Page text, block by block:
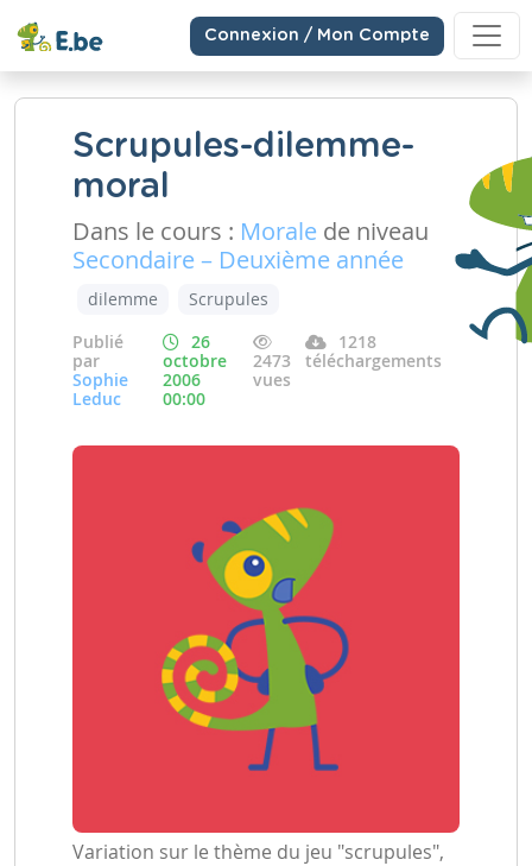
Connexion / Mon Compte
Scrupules-dilemme-
moral
Dans le cours : Morale de niveau
Secondaire – Deuxième année
dilemme
Scrupules
Publié
par
Sophie
Leduc
26
octobre
2006
00:00
2473
vues
1218
téléchargements
Variation sur le thème du jeu "scrupules",